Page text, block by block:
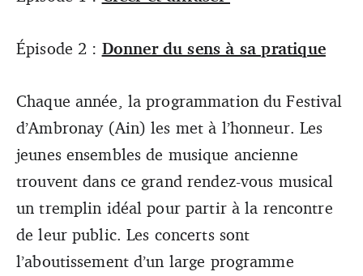
© Bertrand Pichène
Épisode 2 : Donner du sens à sa pratique
Chaque année, la programmation du Festival
d’Ambronay (Ain) les met à l’honneur. Les
jeunes ensembles de musique ancienne
trouvent dans ce grand rendez-vous musical
un tremplin idéal pour partir à la rencontre
de leur public. Les concerts sont
l’aboutissement d’un large programme